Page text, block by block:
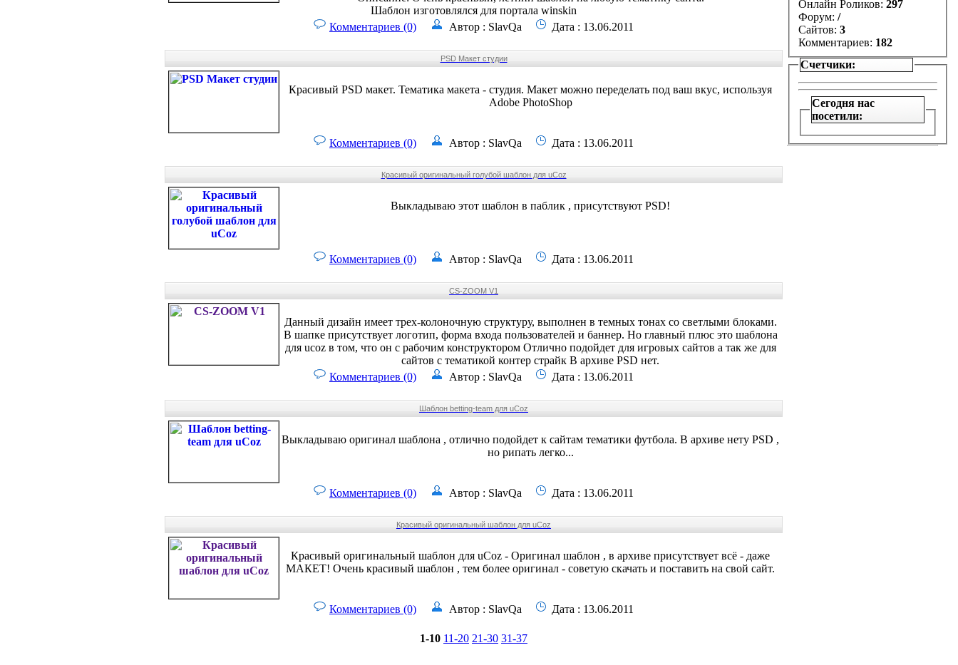
Шаблон изготовлялся для портала winskin
Комментариев (0)
Автор : SlavQa Дата : 13.06.2011
PSD Макет студии
Красивый PSD макет. Тематика макета - студия. Макет можно переделать под ваш вкус, используя
Adobe PhotoShop
Комментариев (0) Автор : SlavQa Дата : 13.06.2011
Красивый оригинальный голубой шаблон для uCoz
Выкладываю этот шаблон в паблик , присутствуют PSD!
Комментариев (0) Автор : SlavQa Дата : 13.06.2011
CS-ZOOM V1
Данный дизайн имеет трех-колоночную структуру, выполнен в темных тонах со светлыми блоками.
В шапке присутствует логотип, форма входа пользователей и баннер. Но главный плюс это шаблона
для ucoz в том, что он с рабочим конструктором Отлично подойдет для игровых сайтов а так же для
сайтов с тематикой контер страйк В архиве PSD нет.
Комментариев (0)
Автор : SlavQa Дата : 13.06.2011
Шаблон betting-team для uCoz
Выкладываю оригинал шаблона , отлично подойдет к сайтам тематики футбола. В архиве нету PSD ,
но рипать легко...
Комментариев (0) Автор : SlavQa Дата : 13.06.2011
Красивый оригинальный шаблон для uCoz
Красивый оригинальный шаблон для uCoz - Оригинал шаблон , в архиве присутствует всё - даже
МАКЕТ! Очень красивый шаблон , тем более оригинал - советую скачать и поставить на свой сайт.
Комментариев (0) Автор : SlavQa Дата : 13.06.2011
1-10 11-20 21-30 31-37
Онлайн Роликов: 297
Форум: /
Сайтов: 3
Комментариев: 182
Счетчики:
Сегодня нас
посетили: